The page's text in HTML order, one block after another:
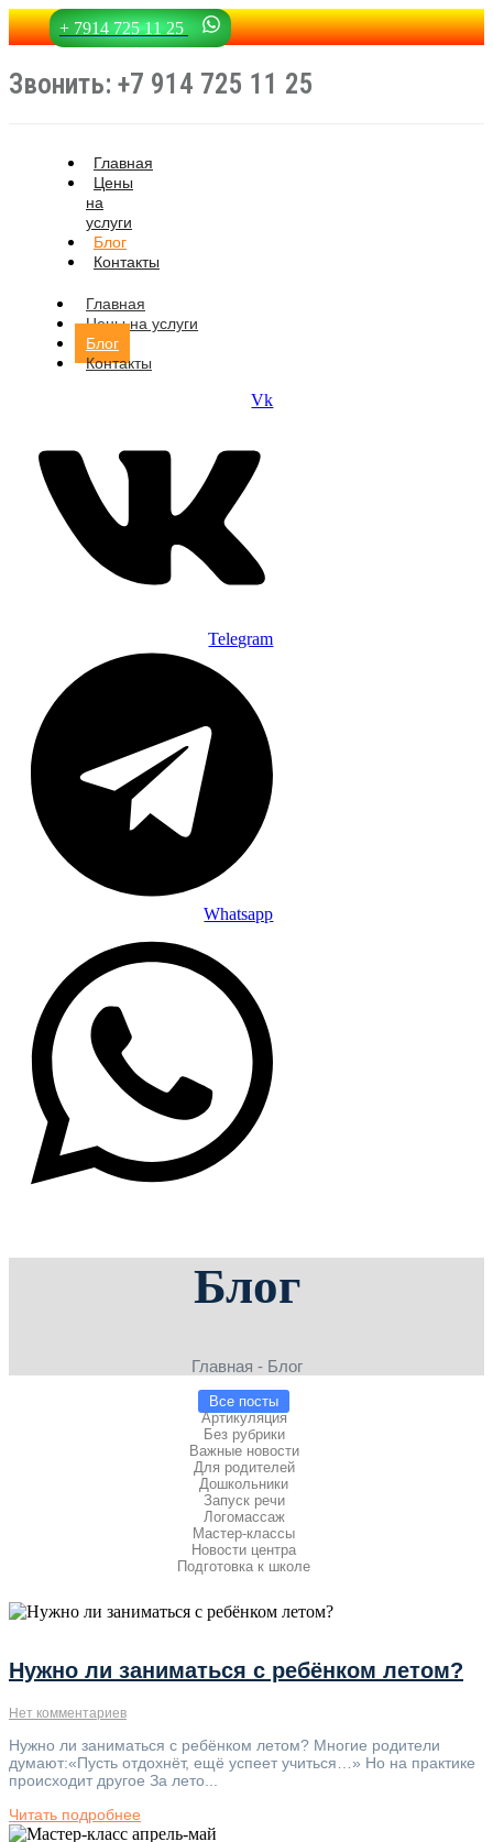
+ 7914 725 11 25
Звонить: +7 914 725 11 25
Главная
Цены
на
услуги
Блог
Контакты
Главная
Цены на услуги
Блог
Контакты
Vk
Telegram
Whatsapp
Блог
Главная - Блог
Все посты
Артикуляция
Без рубрики
Важные новости
Для родителей
Дошкольники
Запуск речи
Логомассаж
Мастер-классы
Новости центра
Подготовка к школе
Нужно ли заниматься с ребёнком летом?
Нет комментариев
Нужно ли заниматься с ребёнком летом? Многие родители
думают:«Пусть отдохнёт, ещё успеет учиться…» Но на практике
происходит другое За лето...
Читать подробнее